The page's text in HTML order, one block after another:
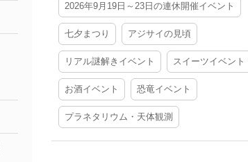
2026年9月19日～23日の連休開催イベント
七夕まつり アジサイの見頃
リアル謎解きイベント スイーツイベント
お酒イベント 恐竜イベント
プラネタリウム・天体観測